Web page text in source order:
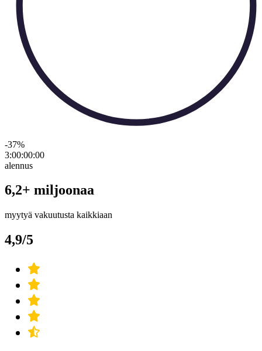
-37%
3:00:00:00
alennus
6,2+ miljoonaa
myytyä vakuutusta kaikkiaan
4,9/5